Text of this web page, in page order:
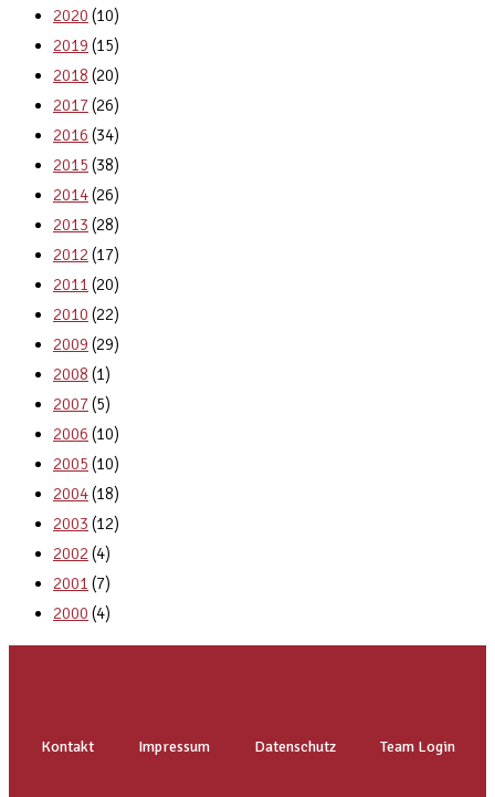
2020 (10)
2019 (15)
2018 (20)
2017(26)
2016 (34)
2015 (38)
2014(26)
2013 (28)
2012 (17)
2011 (20)
2010 (22)
2009 (29)
2008 (1)
2007(5)
2006 (10)
2005 (10)
2004(18)
2003 (12)
2002 (4)
2001 (7)
2000 (4)
Kontakt Impressum Datenschutz Team Login